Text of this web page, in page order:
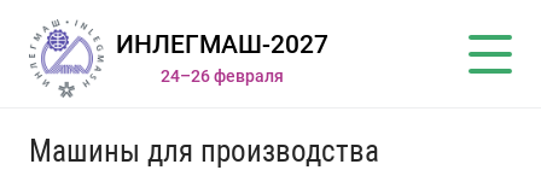
ИНЛЕГМАШ-2027
24–26 февраля
Машины для производства